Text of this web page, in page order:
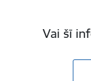
Vai šī